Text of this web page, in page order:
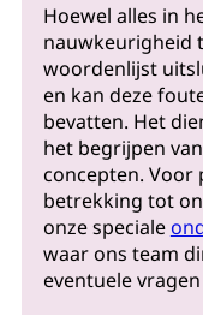
Hoewel alles in
nauwkeurigheid
woordenlijst
en kan deze
bevatten. Het
het begrijpen
concepten.
betrekking tot
onze speciale
waar ons team
eventuele